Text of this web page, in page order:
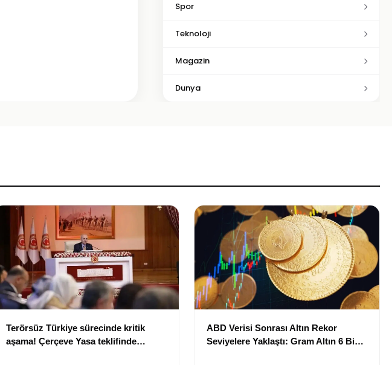
Spor
Teknoloji
Magazin
Dunya
Terörsüz Türkiye sürecinde kritik
aşama! Çerçeve Yasa teklifinde
ABD Verisi Sonrası Altın Rekor
Seviyelere Yaklaştı: Gram Altın 6 Bin